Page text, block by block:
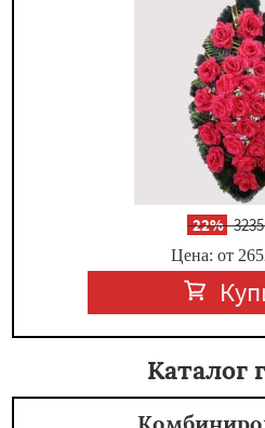
-22%
Цена: от
Каталог